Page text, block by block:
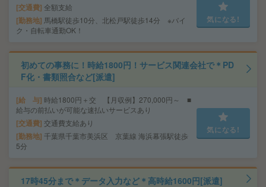
交通費 全額支給
勤務地 馬橋駅徒歩10分、北松戸駅徒歩14分 ※バイ
ク・自転車通勤OK！
気になる!
初めての事務に！時給1800円！サービス関連会社で＊PD
F化・書類照合など[派遣]
給 与 時給1800円＋交 【月収例】270,000円～ ■
給与の前払いが可能な速払いサービスあり
交通費 交通費支給あり
勤務地 千葉県千葉市美浜区 京葉線 海浜幕張駅徒歩
5分
気になる!
17時45分まで＊データ入力など＊高時給1600円[派遣]